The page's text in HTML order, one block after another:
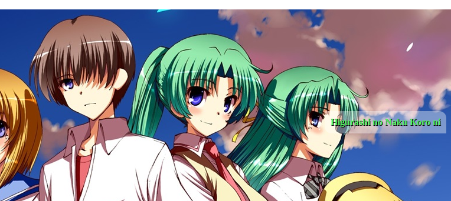
Higurashi no Naku Koro ni